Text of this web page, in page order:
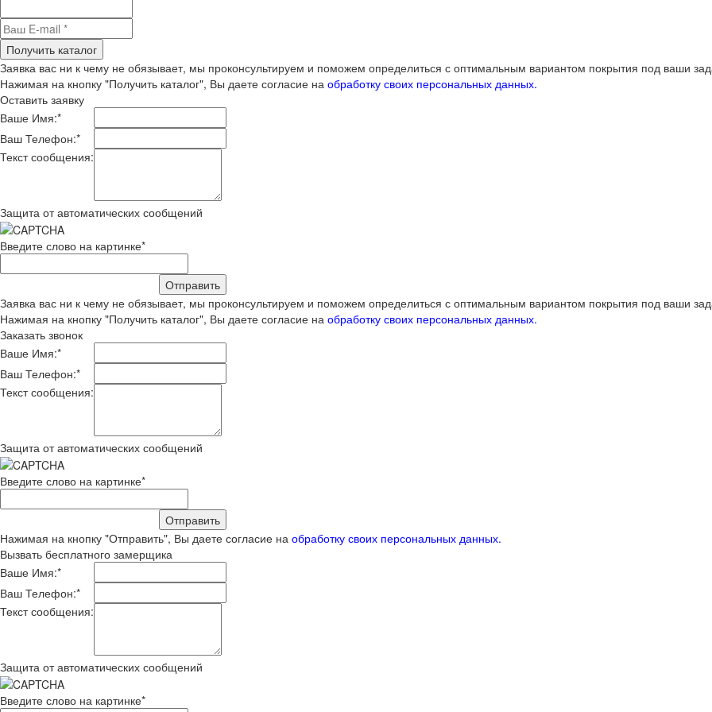
Получить каталог
Заявка вас ни к чему не обязывает, мы проконсультируем и поможем определиться с оптимальным вариантом покрытия под ваши
Нажимая на кнопку "Получить каталог", Вы даете согласие на обработку своих персональных данных.
Оставить заявку
Ваше Имя:*
Ваш Телефон:*
Текст сообщения:
Защита от автоматических сообщений
Введите слово на картинке*
Заявка вас ни к чему не обязывает, мы проконсультируем и поможем определиться с оптимальным вариантом покрытия под ваши
Нажимая на кнопку "Получить каталог", Вы даете согласие на обработку своих персональных данных.
Заказать звонок
Ваше Имя:*
Ваш Телефон:*
Текст сообщения:
Защита от автоматических сообщений
Введите слово на картинке*
Нажимая на кнопку "Отправить", Вы даете согласие на обработку своих персональных данных.
Вызвать бесплатного замерщика
Ваше Имя:*
Ваш Телефон:*
Текст сообщения:
Защита от автоматических сообщений
Введите слово на картинке*